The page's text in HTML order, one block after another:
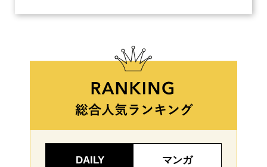
DAILY マンガ